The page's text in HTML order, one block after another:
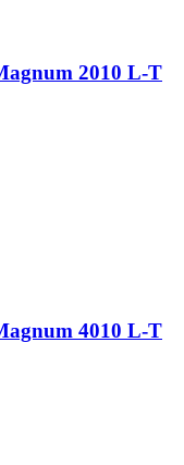
2010 L-T
4010 L-T